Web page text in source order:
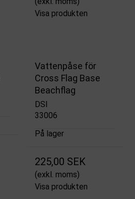
Visa produkten
Vattenpåse för
Cross Flag Base
Beachflag
DSI
33006
På lager
225,00 SEK
(exkl. moms)
Visa produkten